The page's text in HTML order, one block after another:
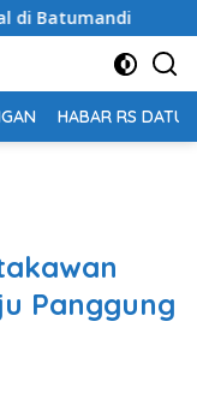
HABAR RS DATU
Panggung